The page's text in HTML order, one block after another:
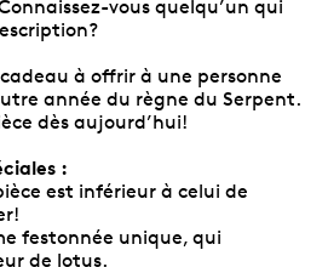
vous quelqu’un qui
à offrir à une personne
année du règne du Serpent.
dès aujourd’hui!
:
est inférieur à celui de
festonnée unique, qui
de lotus.